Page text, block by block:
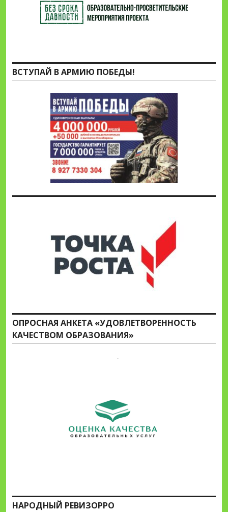
ВСТУПАЙ В АРМИЮ ПОБЕДЫ!
ОПРОСНАЯ АНКЕТА «УДОВЛЕТВОРЕННОСТЬ
КАЧЕСТВОМ ОБРАЗОВАНИЯ»
НАРОДНЫЙ РЕВИЗОРРО